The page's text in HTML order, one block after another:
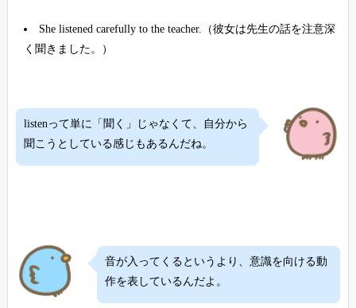
She listened carefully to the teacher.（彼女は先生の話を注意深
く聞きました。）
listenって単に「聞く」じゃなくて、自分から
聞こうとしている感じもあるんだね。
音が入ってくるというより、意識を向ける動
作を表しているんだよ。